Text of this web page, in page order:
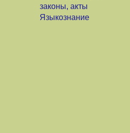
законы, акты
Языкознание